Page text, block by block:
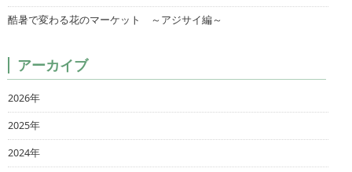
酷暑で変わる花のマーケット ～アジサイ編～
アーカイブ
2026年
2025年
2024年